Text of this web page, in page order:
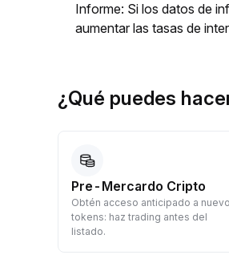
Informe: Si los datos de
aumentar las tasas de
¿Qué puedes
Pre-Mercardo Cripto
Obtén acceso anticipado a
tokens: haz trading antes del
listado.